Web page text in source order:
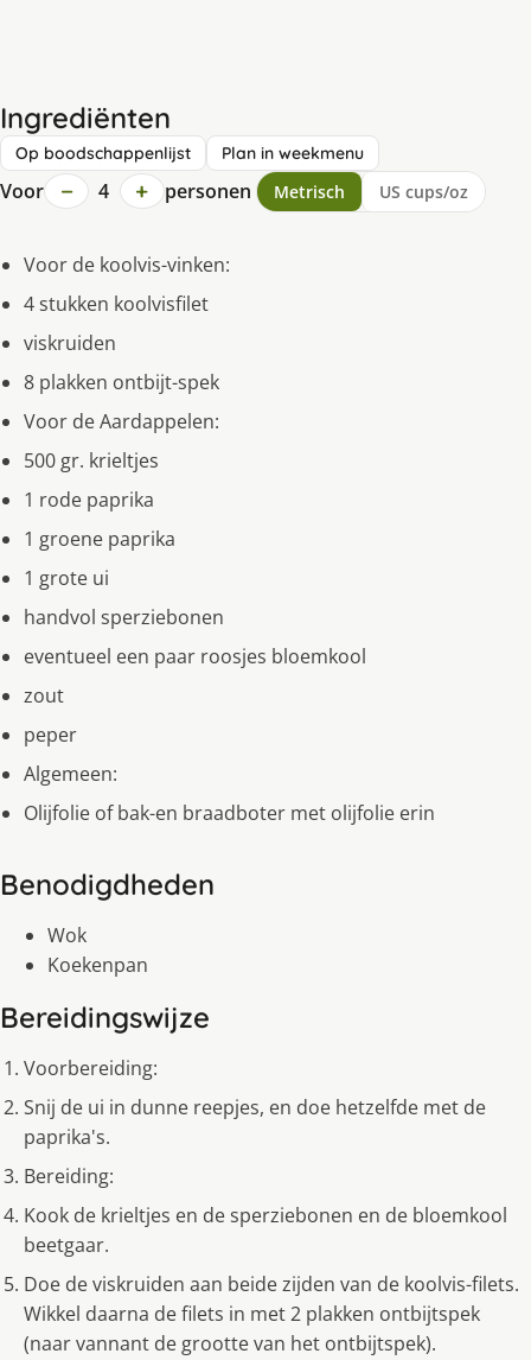
Ingrediënten
Op boodschappenlijst Plan in weekmenu
Voor − 4 + personen Metrisch US cups/oz
Voor de koolvis-vinken:
4 stukken koolvisfilet
viskruiden
8 plakken ontbijt-spek
Voor de Aardappelen:
500 gr. krieltjes
1 rode paprika
1 groene paprika
1 grote ui
handvol sperziebonen
eventueel een paar roosjes bloemkool
zout
peper
Algemeen:
Olijfolie of bak-en braadboter met olijfolie erin
Benodigdheden
Wok
Koekenpan
Bereidingswijze
Voorbereiding:
Snij de ui in dunne reepjes, en doe hetzelfde met de
paprika's.
Bereiding:
Kook de krieltjes en de sperziebonen en de bloemkool
beetgaar.
Doe de viskruiden aan beide zijden van de koolvis-filets.
Wikkel daarna de filets in met 2 plakken ontbijtspek
(naar vannant de grootte van het ontbijtspek).